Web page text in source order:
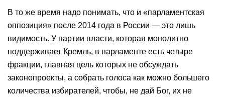
В то же время надо понимать, что и «парламентская
оппозиция» после 2014 года в России — это лишь
видимость. У партии власти, которая монолитно
поддерживает Кремль, в парламенте есть четыре
фракции, главная цель которых не обсуждать
законопроекты, а собрать голоса как можно большего
количества избирателей, чтобы, не дай Бог, их не